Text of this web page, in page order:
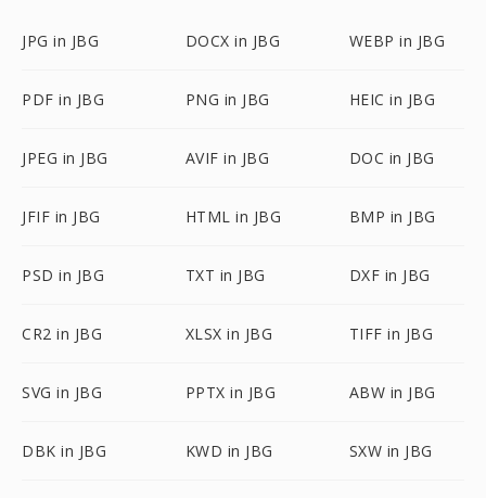
JPG in JBG DOCX in JBG WEBP in JBG
PDF in JBG PNG in JBG HEIC in JBG
JPEG in JBG AVIF in JBG DOC in JBG
JFIF in JBG HTML in JBG BMP in JBG
PSD in JBG TXT in JBG DXF in JBG
CR2 in JBG XLSX in JBG TIFF in JBG
SVG in JBG PPTX in JBG ABW in JBG
DBK in JBG KWD in JBG SXW in JBG